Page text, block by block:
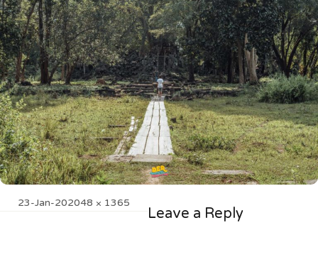
Posted
23-Jan-20Full
2048 × 1365
Leave a Reply